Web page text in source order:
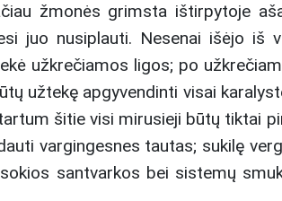
žmonės grimsta ištirpytoje
juo nusiplauti. Nesenai išėjo
užkrečiamos ligos; po
užtekę apgyvendinti visai
šitie visi mirusieji būtų tiktai
vargingesnes tautas; sukilę
santvarkos bei sistemų